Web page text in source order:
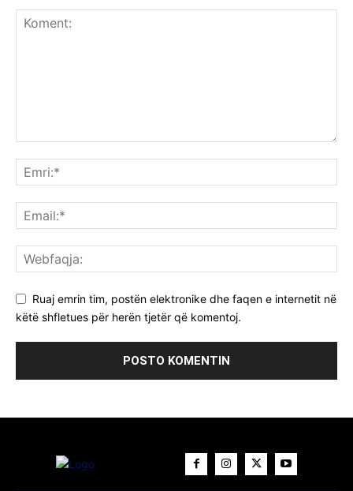
Ruaj emrin tim, postën elektronike dhe faqen e internetit në
këtë shfletues për herën tjetër që komentoj.